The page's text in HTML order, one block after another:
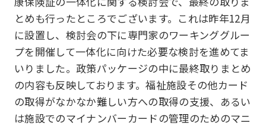
とめも行ったところでございます。これは昨年12月
に設置し、検討会の下に専門家のワーキンググルー
プを開催して一体化に向けた必要な検討を進めてま
いりました。政策パッケージの中に最終取りまとめ
の内容も反映しております。福祉施設その他カード
の取得がなかなか難しい方への取得の支援、あるい
は施設でのマイナンバーカードの管理のためのマニ